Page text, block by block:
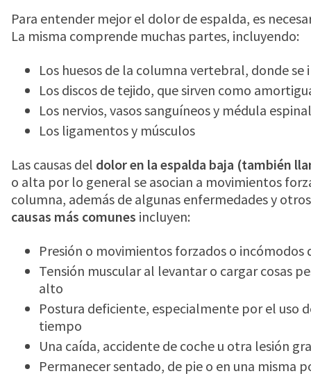
Para entender mejor el dolor de espalda, es
La misma comprende muchas partes, incluyendo:
Los huesos de la columna vertebral, donde
Los discos de tejido, que sirven como
Los nervios, vasos sanguíneos y médula espinal
Los ligamentos y músculos
Las causas del dolor en la espalda baja (también
o alta por lo general se asocian a movimientos
columna, además de algunas enfermedades y
causas más comunes incluyen:
Presión o movimientos forzados o incómodos
Tensión muscular al levantar o cargar cosas
alto
Postura deficiente, especialmente por el uso
tiempo
Una caída, accidente de coche u otra lesión
Permanecer sentado, de pie o en una misma